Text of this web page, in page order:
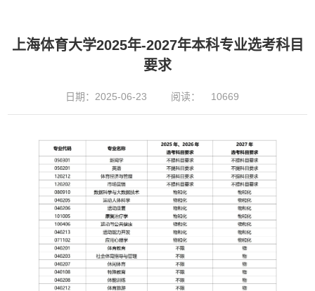
上海体育大学2025年-2027年本科专业选考科目
要求
日期：2025-06-23 阅读： 10669